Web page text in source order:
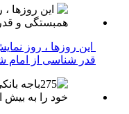
این روزها ، روز
قدر شناسی از امام